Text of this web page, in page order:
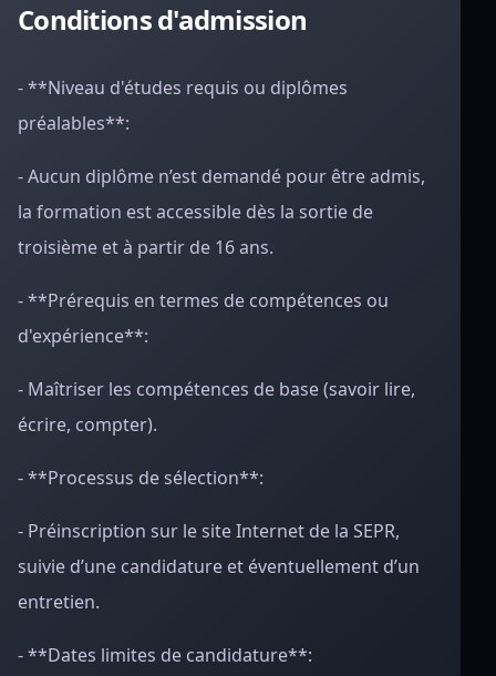
Conditions d'admission
- **Niveau d'études requis ou diplômes
préalables**:
- Aucun diplôme n’est demandé pour être admis,
la formation est accessible dès la sortie de
troisième et à partir de 16 ans.
- **Prérequis en termes de compétences ou
d'expérience**:
- Maîtriser les compétences de base (savoir lire,
écrire, compter).
- **Processus de sélection**:
- Préinscription sur le site Internet de la SEPR,
suivie d’une candidature et éventuellement d’un
entretien.
- **Dates limites de candidature**: